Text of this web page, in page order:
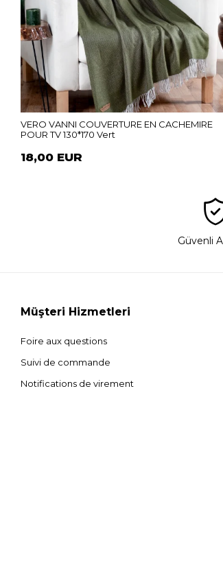
VERO VANNI COUVERTURE EN CACHEMIRE
POUR TV 130*170 Vert
18,00 EUR
Güvenli
Müşteri Hizmetleri
Foire aux questions
Suivi de commande
Notifications de virement